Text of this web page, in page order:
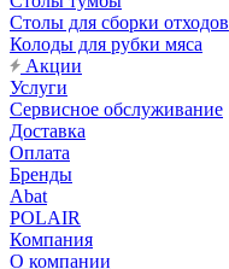
Столы для сборки отходов
Колоды для рубки мяса
Акции
Услуги
Сервисное обслуживание
Доставка
Оплата
Бренды
Abat
POLAIR
Компания
О компании